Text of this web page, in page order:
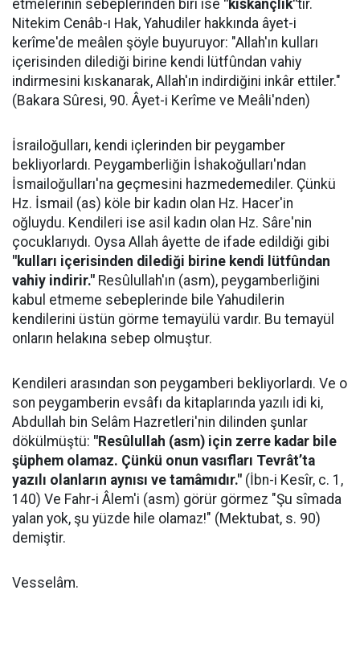
etmelerinin sebeplerinden biri ise "kıskançlık"tır.
Nitekim Cenâb-ı Hak, Yahudiler hakkında âyet-i
kerîme'de meâlen şöyle buyuruyor: "Allah'ın kulları
içerisinden dilediği birine kendi lütfûndan vahiy
indirmesini kıskanarak, Allah'ın indirdiğini inkâr ettiler."
(Bakara Sûresi, 90. Âyet-i Kerîme ve Meâli'nden)
İsrailoğulları, kendi içlerinden bir peygamber
bekliyorlardı. Peygamberliğin İshakoğulları'ndan
İsmailoğulları'na geçmesini hazmedemediler. Çünkü
Hz. İsmail (as) köle bir kadın olan Hz. Hacer'in
oğluydu. Kendileri ise asil kadın olan Hz. Sâre'nin
çocuklarıydı. Oysa Allah âyette de ifade edildiği gibi
"kulları içerisinden dilediği birine kendi lütfûndan
vahiy indirir." Resûlullah'ın (asm), peygamberliğini
kabul etmeme sebeplerinde bile Yahudilerin
kendilerini üstün görme temayülü vardır. Bu temayül
onların helakına sebep olmuştur.
Kendileri arasından son peygamberi bekliyorlardı. Ve o
son peygamberin evsâfı da kitaplarında yazılı idi ki,
Abdullah bin Selâm Hazretleri'nin dilinden şunlar
dökülmüştü: "Resûlullah (asm) için zerre kadar bile
şüphem olamaz. Çünkü onun vasıfları Tevrât’ta
yazılı olanların aynısı ve tamâmıdır." (İbn-i Kesîr, c. 1,
140) Ve Fahr-i Âlem'i (asm) görür görmez "Şu sîmada
yalan yok, şu yüzde hile olamaz!" (Mektubat, s. 90)
demiştir.
Vesselâm.